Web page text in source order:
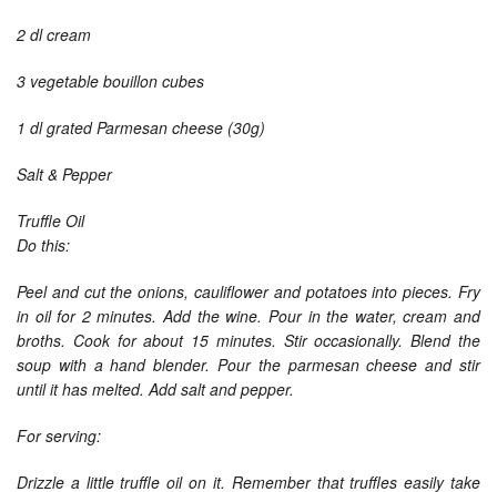
2 dl cream
3 vegetable bouillon cubes
1 dl grated Parmesan cheese (30g)
Salt & Pepper
Truffle Oil
Do this:
Peel and cut the onions, cauliflower and potatoes into pieces. Fry
in oil for 2 minutes. Add the wine. Pour in the water, cream and
broths. Cook for about 15 minutes. Stir occasionally. Blend the
soup with a hand blender. Pour the parmesan cheese and stir
until it has melted. Add salt and pepper.
For serving:
Drizzle a little truffle oil on it. Remember that truffles easily take